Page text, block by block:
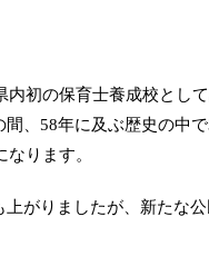
内初の保育士養成校とし
、58年に及ぶ歴史の中
ります。
がりましたが、新たな